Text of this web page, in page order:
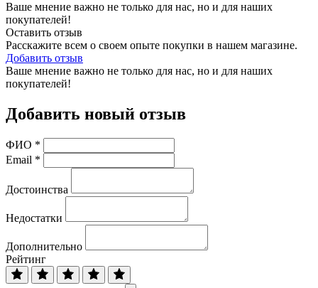
Ваше мнение важно не только для нас, но и для наших
покупателей!
Оставить отзыв
Расскажите всем о своем опыте покупки в нашем магазине.
Добавить отзыв
Ваше мнение важно не только для нас, но и для наших
покупателей!
Добавить новый отзыв
ФИО *
Email *
Достоинства
Недостатки
Дополнительно
Рейтинг